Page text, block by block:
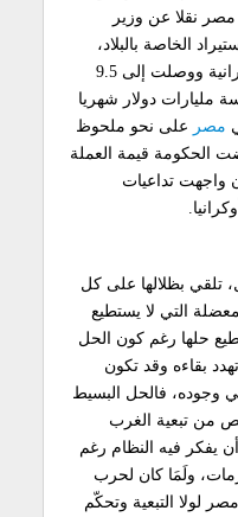
نقلا عن وزير
الخاصة بالبلاد،
ارتفعت بعد الحرب الروسية الأوكرانية ووصلت إلى 9.5
مليارات دولار شهريا
مصر على نحو ملحوظ
الحكومة قيمة العملة
واجهت تداعيات
تلقي بظلالها على كل
التي لا يستطيع
حلها رغم كون الحل
بقاءه وقد تكون
وجوده، فالحل البسيط
من تبعية الغرب
يفكر فيه النظام رغم
ولَمَا كان لحرب
لولا التبعية وتحكّم